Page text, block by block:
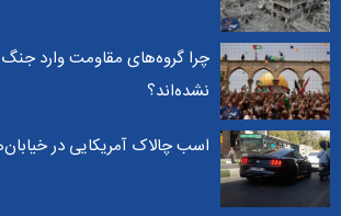
چرا گروه‌های مقاومت وارد جنگ
نشده‌اند؟
اسب چالاک آمریکایی در